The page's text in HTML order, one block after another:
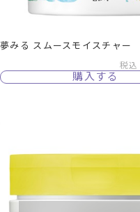
夢みる スムースモイスチャー
税込
購入する